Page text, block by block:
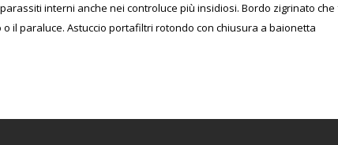
interni anche nei controluce più insidiosi. Bordo zigrinato che
il paraluce. Astuccio portafiltri rotondo con chiusura a baionetta